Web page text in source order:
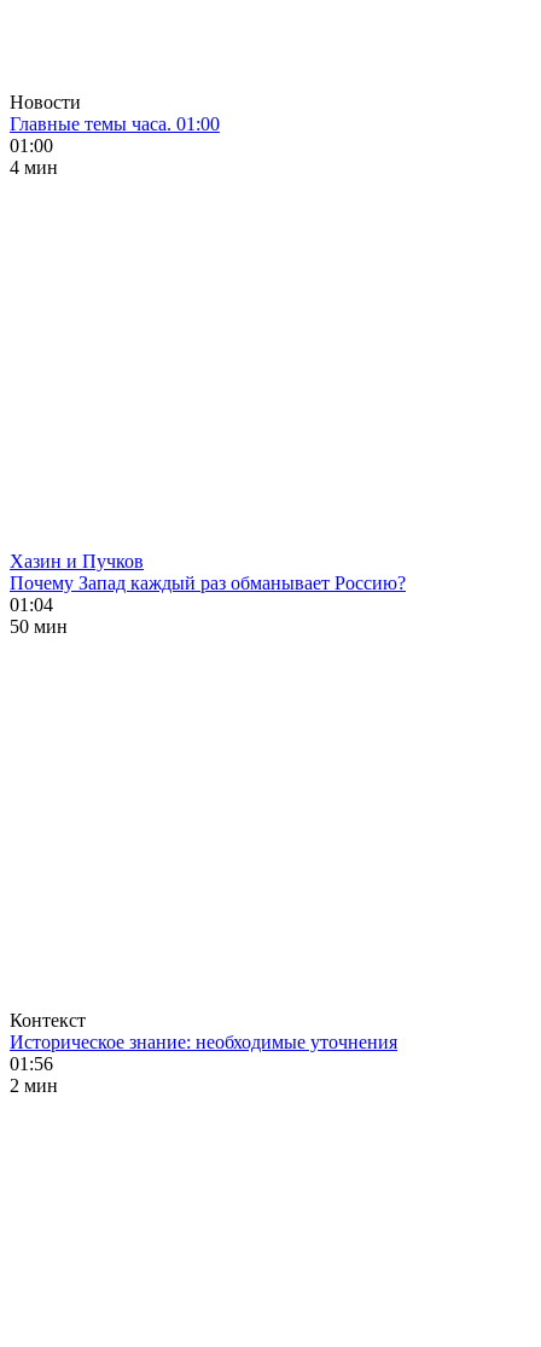
Новости
Главные темы часа. 01:00
01:00
4 мин
Хазин и Пучков
Почему Запад каждый раз обманывает Россию?
01:04
50 мин
Контекст
Историческое знание: необходимые уточнения
01:56
2 мин